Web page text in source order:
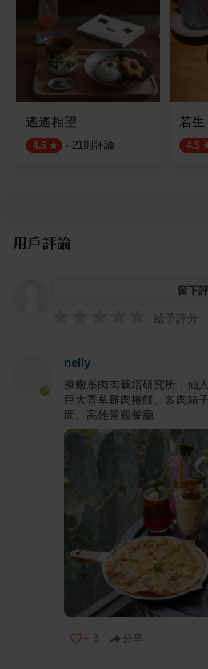
遙遙相望
4.6 · 21則評論
若生
4.5
用戶評論
留下
給予評分
nelly
療癒系肉肉栽培研究所，仙
巨大香草雞肉捲餅、多肉箱
間、高雄景觀餐廳
+ 3 分享